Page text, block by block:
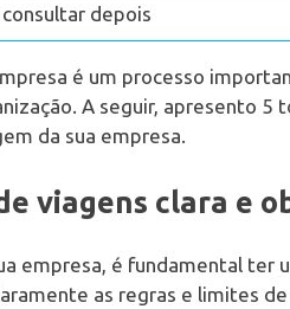
depois
é um processo
A seguir, apresento
da sua empresa.
viagens clara e
empresa, é fundamental ter
as regras e limites